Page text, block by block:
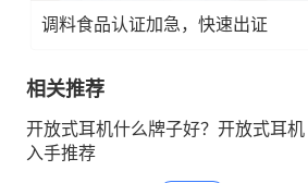
调料食品认证加急，快速出证
相关推荐
开放式耳机什么牌子好？开放式耳机
入手推荐